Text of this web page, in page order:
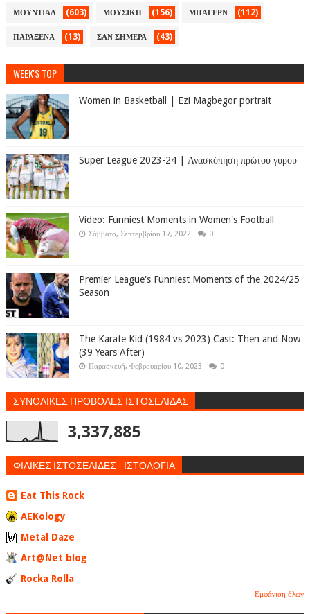
ΜΟΥΝΤΙΑΛ (603) ΜΟΥΣΙΚΗ (156) ΜΠΑΓΕΡΝ (112)
ΠΑΡΑΞΕΝΑ (13) ΣΑΝ ΣΗΜΕΡΑ (43)
WEEK'S TOP
Women in Basketball | Ezi Magbegor portrait
Super League 2023-24 | Ανασκόπηση πρώτου γύρου
Video: Funniest Moments in Women's Football
Σάββατο, Σεπτεμβρίου 17, 2022 0
Premier League's Funniest Moments of the 2024/25
Season
The Karate Kid (1984 vs 2023) Cast: Then and Now
(39 Years After)
Παρασκευή, Φεβρουαρίου 10, 2023 0
ΣΥΝΟΛΙΚΕΣ ΠΡΟΒΟΛΕΣ ΙΣΤΟΣΕΛΙΔΑΣ
3,337,885
ΦΙΛΙΚΕΣ ΙΣΤΟΣΕΛΙΔΕΣ - ΙΣΤΟΛΟΓΙΑ
Eat This Rock
AEKology
Metal Daze
Art@Net blog
Rocka Rolla
Εμφάνιση όλων